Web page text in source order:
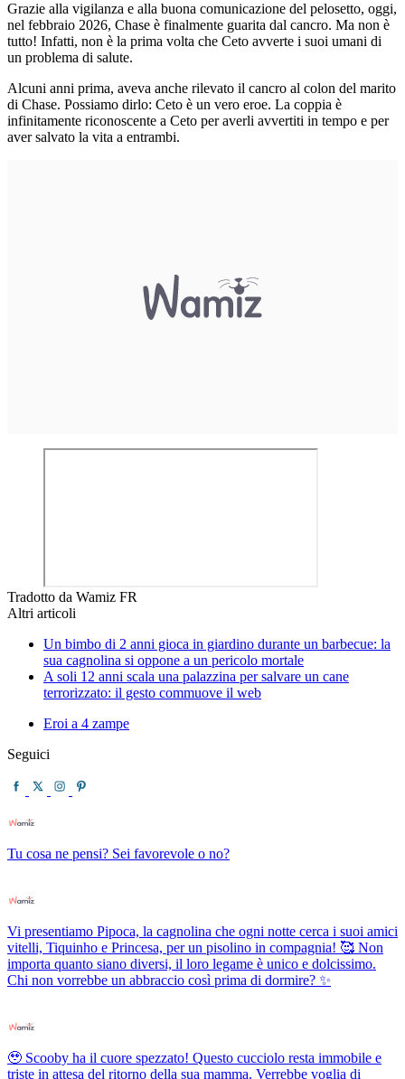
Grazie alla vigilanza e alla buona comunicazione del pelosetto, oggi,
nel febbraio 2026, Chase è finalmente guarita dal cancro. Ma non è
tutto! Infatti, non è la prima volta che Ceto avverte i suoi umani di
un problema di salute.
Alcuni anni prima, aveva anche rilevato il cancro al colon del marito
di Chase. Possiamo dirlo: Ceto è un vero eroe. La coppia è
infinitamente riconoscente a Ceto per averli avvertiti in tempo e per
aver salvato la vita a entrambi.
Tradotto da Wamiz FR
Altri articoli
Un bimbo di 2 anni gioca in giardino durante un barbecue: la
sua cagnolina si oppone a un pericolo mortale
A soli 12 anni scala una palazzina per salvare un cane
terrorizzato: il gesto commuove il web
Eroi a 4 zampe
Seguici
Tu cosa ne pensi? Sei favorevole o no?
Vi presentiamo Pipoca, la cagnolina che ogni notte cerca i suoi amici
vitelli, Tiquinho e Princesa, per un pisolino in compagnia! 🥰 Non
importa quanto siano diversi, il loro legame è unico e dolcissimo.
Chi non vorrebbe un abbraccio così prima di dormire? ✨
🥹 Scooby ha il cuore spezzato! Questo cucciolo resta immobile e
triste in attesa del ritorno della sua mamma. Verrebbe voglia di